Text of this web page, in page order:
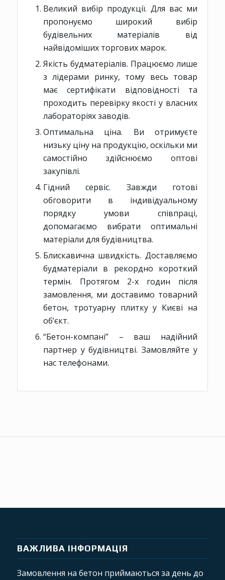
Великий вибір продукції. Для вас ми
пропонуємо широкий вибір
будівельних матеріалів від
найвідоміших торгових марок.
Якість будматеріалів. Працюємо лише
з лідерами ринку, тому весь товар
має сертифікати відповідності та
проходить перевірку якості у власних
лабораторіях заводів.
Оптимальна ціна. Ви отримуєте
низьку ціну на продукцію, оскільки ми
самостійно здійснюємо оптові
закупівлі.
Гідний сервіс. Завжди готові
обговорити в індивідуальному
порядку умови співпраці,
допомагаємо вибрати оптимальні
матеріали для будівництва.
Блискавична швидкість. Доставляємо
будматеріали в рекордно короткий
термін. Протягом 2-х годин після
замовлення, ми доставимо товарний
бетон, тротуарну плитку у Києві на
об’єкт.
“Бетон-компані” – ваш надійний
партнер у будівництві. Замовляйте у
нас телефонами.
ВАЖЛИВА ІНФОРМАЦІЯ
Замовлення на бетон приймаються за день до